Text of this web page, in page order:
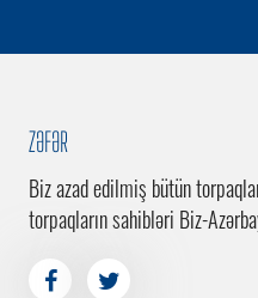
ZƏFƏR
Biz azad edilmiş bütün
torpaqların sahibləri Biz-